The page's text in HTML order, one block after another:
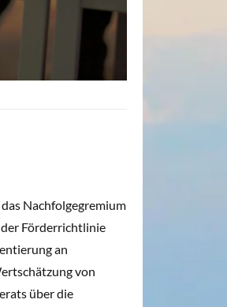
Nachfolgegremium
der Förderrichtlinie
an
von
über die